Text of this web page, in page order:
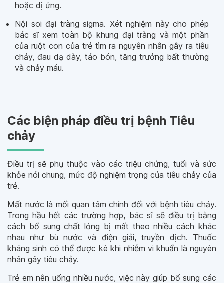
hoặc dị ứng.
Nội soi đại tràng sigma. Xét nghiệm này cho phép
bác sĩ xem toàn bộ khung đại tràng và một phần
của ruột con của trẻ tìm ra nguyên nhân gây ra tiêu
chảy, đau dạ dày, táo bón, tăng trưởng bất thường
và chảy máu.
Các biện pháp điều trị bệnh Tiêu
chảy
Điều trị sẽ phụ thuộc vào các triệu chứng, tuổi và sức
khỏe nói chung, mức độ nghiệm trọng của tiêu chảy của
trẻ.
Mất nước là mối quan tâm chính đối với bệnh tiêu chảy.
Trong hầu hết các trường hợp, bác sĩ sẽ điều trị bằng
cách bổ sung chất lỏng bị mất theo nhiều cách khác
nhau như bù nước và điện giải, truyền dịch. Thuốc
kháng sinh có thể được kê khi nhiễm vi khuẩn là nguyên
nhân gây tiêu chảy.
Trẻ em nên uống nhiều nước, việc này giúp bổ sung các